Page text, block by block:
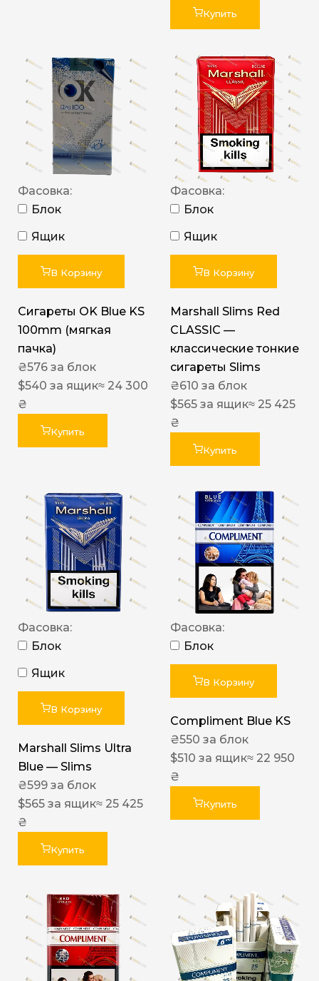
Купить
Фасовка:
Блок
Ящик
В Корзину
Сигареты OK Blue KS
100mm (мягкая
пачка)
₴576 за блок
$540 за ящик≈ 24 300
₴
Купить
Фасовка:
Блок
Ящик
В Корзину
Marshall Slims Red
CLASSIC —
классические тонкие
сигареты Slims
₴610 за блок
$565 за ящик≈ 25 425
₴
Купить
Фасовка:
Блок
Ящик
В Корзину
Marshall Slims Ultra
Blue — Slims
₴599 за блок
$565 за ящик≈ 25 425
₴
Купить
Фасовка:
Блок
В Корзину
Compliment Blue KS
₴550 за блок
$510 за ящик≈ 22 950
₴
Купить